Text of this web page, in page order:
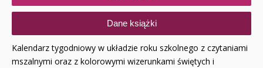
Dane książki
Kalendarz tygodniowy w układzie roku szkolnego z czytaniami
mszalnymi oraz z kolorowymi wizerunkami świętych i